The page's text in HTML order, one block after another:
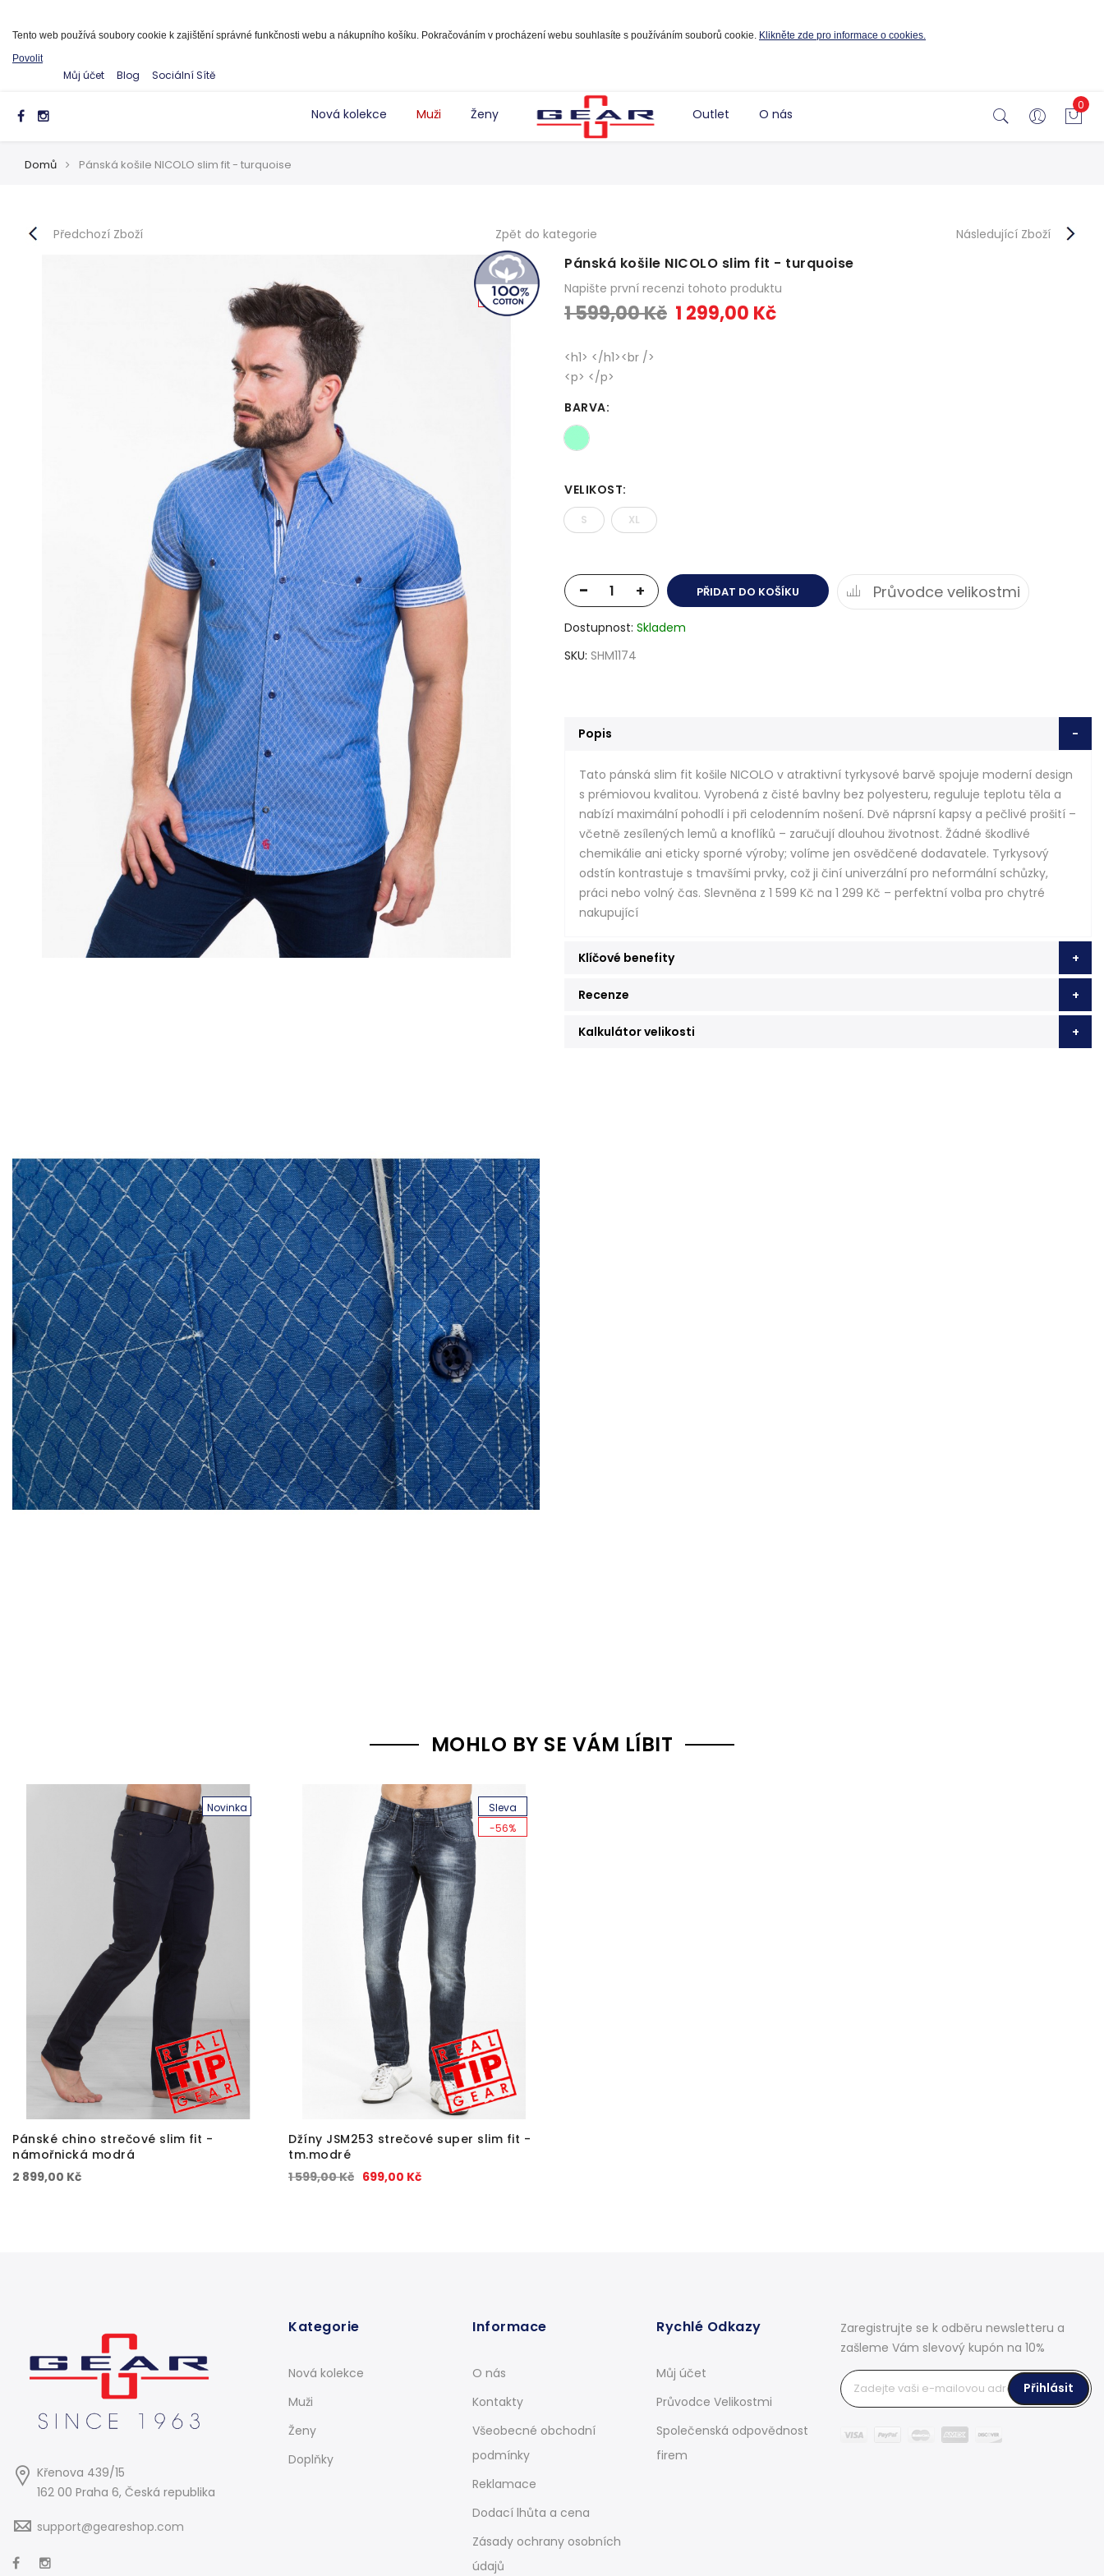
Tento web používá soubory cookie k zajištění správné funkčnosti webu a nákupního košíku. Pokračováním v procházení webu souhlasíte s používáním souborů cookie. Klikněte zde pro informace o cookies.
Povolit
Můj účet Blog Sociální Sítě
Nová kolekce Muži Ženy Outlet O nás
0
Domů Pánská košile NICOLO slim fit - turquoise
Předchozí Zboží Zpět do kategorie Následující Zboží
Sleva
-19%
Pánská košile NICOLO slim fit - turquoise
Napište první recenzi tohoto produktu
1 599,00 Kč 1 299,00 Kč
<h1> </h1><br />
<p> </p>
BARVA:
VELIKOST:
S XL
- + PŘIDAT DO KOŠÍKU Průvodce velikostmi
Dostupnost Skladem
SKU SHM1174
Popis
Tato pánská slim fit košile NICOLO v atraktivní tyrkysové barvě spojuje moderní design
s prémiovou kvalitou. Vyrobená z čisté bavlny bez polyesteru, reguluje teplotu těla a
nabízí maximální pohodlí i při celodenním nošení. Dvě náprsní kapsy a pečlivé prošití –
včetně zesílených lemů a knoflíků – zaručují dlouhou životnost. Žádné škodlivé
chemikálie ani eticky sporné výroby; volíme jen osvědčené dodavatele. Tyrkysový
odstín kontrastuje s tmavšími prvky, což ji činí univerzální pro neformální schůzky,
práci nebo volný čas. Slevněna z 1 599 Kč na 1 299 Kč – perfektní volba pro chytré
nakupující
Klíčové benefity
Recenze
Kalkulátor velikosti
MOHLO BY SE VÁM LÍBIT
Novinka
Pánské chino strečové slim fit -
námořnická modrá
2 899,00 Kč
Sleva
-56%
Džíny JSM253 strečové super slim fit -
tm.modré
1 599,00 Kč 699,00 Kč
Křenova 439/15
162 00 Praha 6, Česká republika
support@geareshop.com
Kategorie
Nová kolekce
Muži
Ženy
Doplňky
Informace
O nás
Kontakty
Všeobecné obchodní
podmínky
Reklamace
Dodací lhůta a cena
Zásady ochrany osobních
údajů
Rychlé Odkazy
Můj účet
Průvodce Velikostmi
Společenská odpovědnost
firem
Zaregistrujte se k odběru newsletteru a
zašleme Vám slevový kupón na 10%
Přihlásit